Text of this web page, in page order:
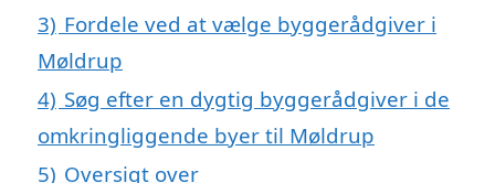
3) Fordele ved at vælge byggerådgiver i
Møldrup
4) Søg efter en dygtig byggerådgiver i de
omkringliggende byer til Møldrup
5) Oversigt over